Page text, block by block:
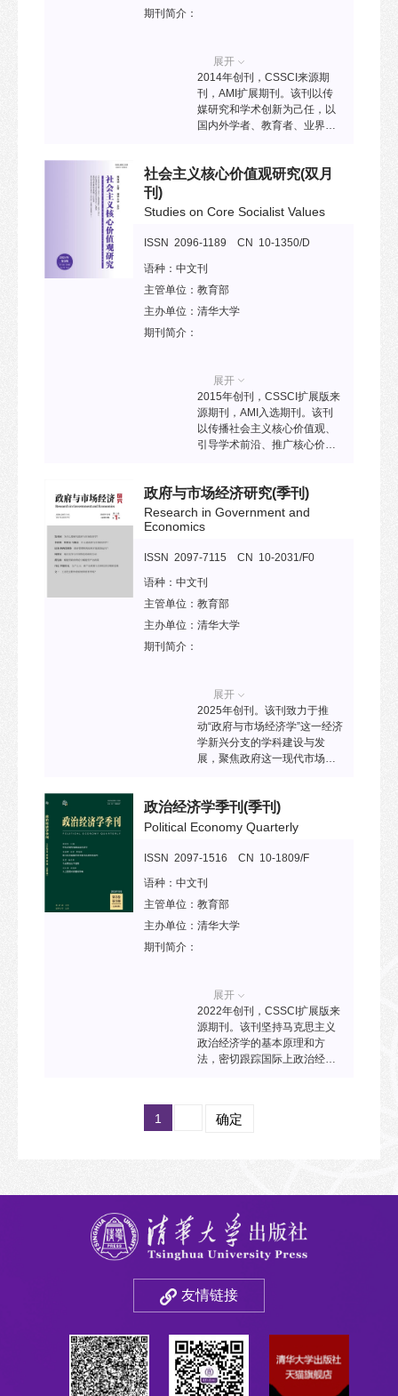
期刊简介：
展开
2014年创刊，CSSCI来源期
刊，AMI扩展期刊。该刊以传
媒研究和学术创新为己任，以
国内外学者、教育者、业界专
应用型研究，推动新闻传播学
促进全球传媒研究成果为传媒
社会主义核心价值观研究(双月
刊)
Studies on Core Socialist Values
ISSN 2096-1189 CN 10-1350/D
语种： 中文刊
主管单位： 教育部
主办单位： 清华大学
期刊简介：
展开
2015年创刊，CSSCI扩展版来
源期刊，AMI入选期刊。该刊
以传播社会主义核心价值观、
引导学术前沿、推广核心价值
沿，探索热点问题，为积极培
育和践行社会主义核心价值观
提供学理支撑和工作指导，为
供载体和平台。
政府与市场经济研究(季刊)
Research in Government and
Economics
ISSN 2097-7115 CN 10-2031/F0
语种： 中文刊
主管单位： 教育部
主办单位： 清华大学
期刊简介：
展开
2025年创刊。该刊致力于推
动“政府与市场经济学”这一经济
学新兴分支的学科建设与发
展，聚焦政府这一现代市场经
政府激励，推动市场经济高质
量发展，基于中国经济实践、
为构建中国社会科学自主知识
政治经济学季刊 (季刊)
Political Economy Quarterly
ISSN 2097-1516 CN 10-1809/F
语种： 中文刊
主管单位： 教育部
主办单位： 清华大学
期刊简介：
展开
2022年创刊，CSSCI扩展版来
源期刊。该刊坚持马克思主义
政治经济学的基本原理和方
法，密切跟踪国际上政治经济
中国道路和中国模式经验总结
1 确定
友情链接